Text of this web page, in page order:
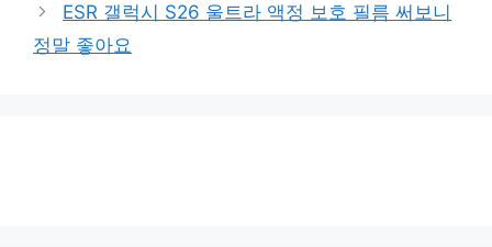
ESR 갤럭시 S26 울트라 액정 보호 필름 써보니
정말 좋아요